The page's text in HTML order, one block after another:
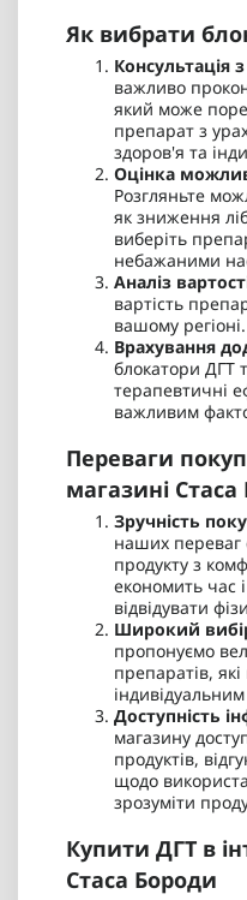
Як вибрати
Консультація
важливо
який може
препарат з
здоров'я та
Оцінка
Розгляньте
як зниження
виберіть
небажаними
Аналіз
вартість
вашому регіоні.
Врахування
блокатори ДГТ
терапевтичні
важливим
Переваги
магазині
Зручність
наших переваг
продукту з
економить час
відвідувати
Широкий
пропонуємо
препаратів,
Доступність
магазину
продуктів,
щодо
зрозуміти
Купити ДГТ в
Стаса Бороди